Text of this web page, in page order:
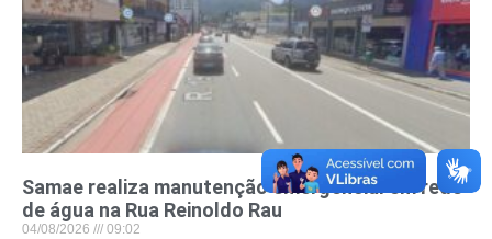
Samae realiza manutenção emergencial em rede
de água na Rua Reinoldo Rau
04/08/2026 09:02